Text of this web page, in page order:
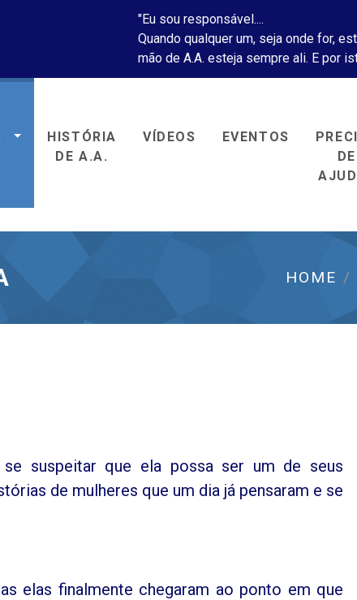
"Eu sou responsável....
Quando qualquer um, seja onde for,
mão de A.A. esteja sempre ali. E por
HISTÓRIA
DE A.A.
VÍDEOS EVENTOS
DE
HOME
suspeitar que ela possa ser um de seus
de mulheres que um dia já pensaram e se
elas finalmente chegaram ao ponto em que